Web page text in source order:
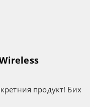
продукт! Бих